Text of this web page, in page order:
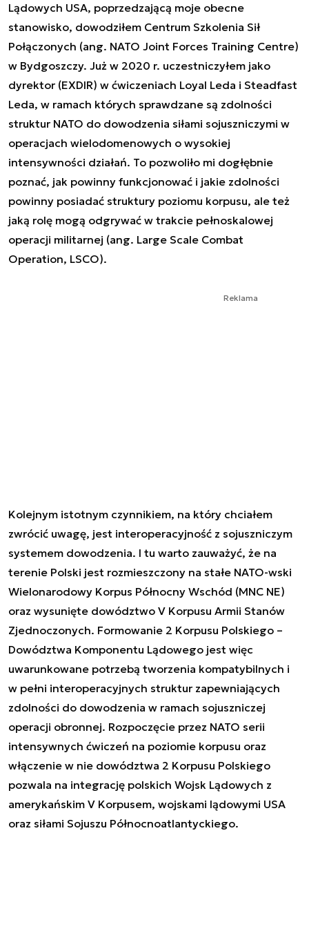
Lądowych USA, poprzedzającą moje obecne
stanowisko, dowodziłem Centrum Szkolenia Sił
Połączonych (ang. NATO Joint Forces Training Centre)
w Bydgoszczy. Już w 2020 r. uczestniczyłem jako
dyrektor (EXDIR) w ćwiczeniach Loyal Leda i Steadfast
Leda, w ramach których sprawdzane są zdolności
struktur NATO do dowodzenia siłami sojuszniczymi w
operacjach wielodomenowych o wysokiej
intensywności działań. To pozwoliło mi dogłębnie
poznać, jak powinny funkcjonować i jakie zdolności
powinny posiadać struktury poziomu korpusu, ale też
jaką rolę mogą odgrywać w trakcie pełnoskalowej
operacji militarnej (ang. Large Scale Combat
Operation, LSCO).
Reklama
Kolejnym istotnym czynnikiem, na który chciałem
zwrócić uwagę, jest interoperacyjność z sojuszniczym
systemem dowodzenia. I tu warto zauważyć, że na
terenie Polski jest rozmieszczony na stałe NATO-wski
Wielonarodowy Korpus Północny Wschód (MNC NE)
oraz wysunięte dowództwo V Korpusu Armii Stanów
Zjednoczonych. Formowanie 2 Korpusu Polskiego –
Dowództwa Komponentu Lądowego jest więc
uwarunkowane potrzebą tworzenia kompatybilnych i
w pełni interoperacyjnych struktur zapewniających
zdolności do dowodzenia w ramach sojuszniczej
operacji obronnej. Rozpoczęcie przez NATO serii
intensywnych ćwiczeń na poziomie korpusu oraz
włączenie w nie dowództwa 2 Korpusu Polskiego
pozwala na integrację polskich Wojsk Lądowych z
amerykańskim V Korpusem, wojskami lądowymi USA
oraz siłami Sojuszu Północnoatlantyckiego.